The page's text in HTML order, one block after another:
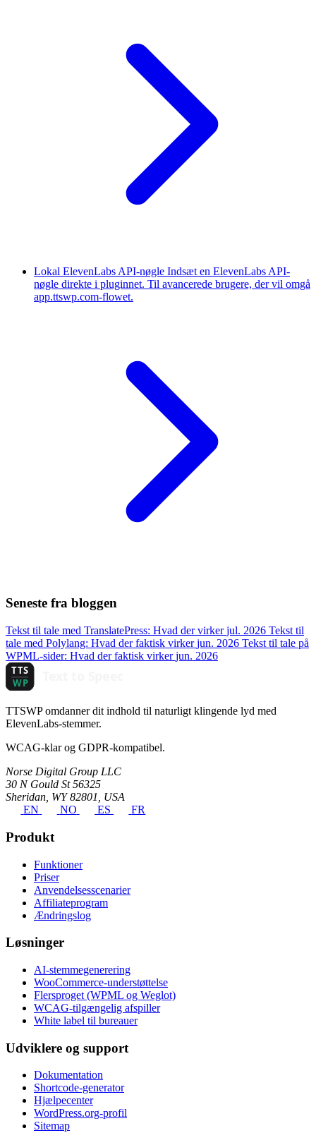
Lokal ElevenLabs API-nøgle Indsæt en ElevenLabs API-
nøgle direkte i pluginnet. Til avancerede brugere, der vil omgå
app.ttswp.com-flowet.
Seneste fra bloggen
Tekst til tale med TranslatePress: Hvad der virker jul. 2026 Tekst til
tale med Polylang: Hvad der faktisk virker jun. 2026 Tekst til tale på
WPML-sider: Hvad der faktisk virker jun. 2026
TTSWP omdanner dit indhold til naturligt klingende lyd med
ElevenLabs-stemmer.
WCAG-klar og GDPR-kompatibel.
Norse Digital Group LLC
30 N Gould St 56325
Sheridan, WY 82801, USA
EN
NO ES FR
Produkt
Funktioner
Priser
Anvendelsesscenarier
Affiliateprogram
Ændringslog
Løsninger
AI-stemmegenerering
WooCommerce-understøttelse
Flersproget (WPML og Weglot)
WCAG-tilgængelig afspiller
White label til bureauer
Udviklere og support
Dokumentation
Shortcode-generator
Hjælpecenter
WordPress.org-profil
Sitemap